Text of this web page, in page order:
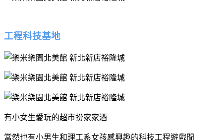
工程科技基地
有小女生愛玩的超市扮家家酒
當然也有小男生和理工系女孩感興趣的科技工程遊戲間